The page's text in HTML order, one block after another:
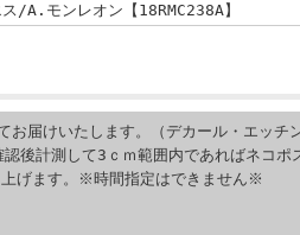
A.モンレオン【18RMC238A】
届けいたします。（デカール・エッチ
後計測して3ｃｍ範囲内であればネコポ
げます。※時間指定はできません※